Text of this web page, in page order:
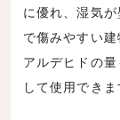
に優れ、湿気
で傷みやすい
アルデヒドの
して使用できま